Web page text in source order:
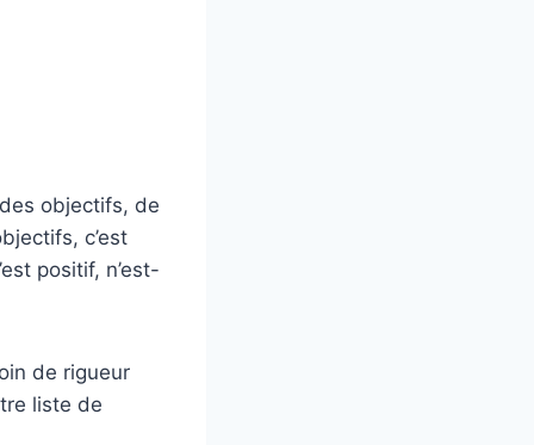
objectifs, de
c’est
positif, n’est-
de rigueur
liste de